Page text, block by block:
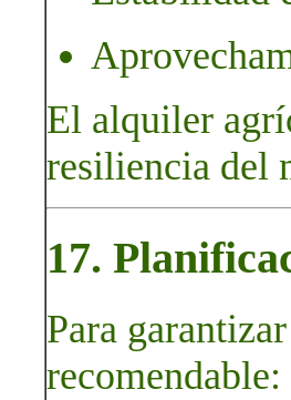
El alquiler
resiliencia del
17.
Para
recomendable: